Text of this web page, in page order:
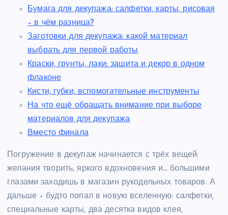
Бумага для декупажа: салфетки, карты, рисовая
– в чём разница?
Заготовки для декупажа: какой материал
выбрать для первой работы
Краски, грунты, лаки: защита и декор в одном
флаконе
Кисти, губки, вспомогательные инструменты
На что ещё обращать внимание при выборе
материалов для декупажа
Вместо финала
Погружение в декупаж начинается с трёх вещей:
желания творить, яркого вдохновения и… большими
глазами заходишь в магазин рукодельных товаров. А
дальше – будто попал в новую вселенную: салфетки,
специальные карты, два десятка видов клея,